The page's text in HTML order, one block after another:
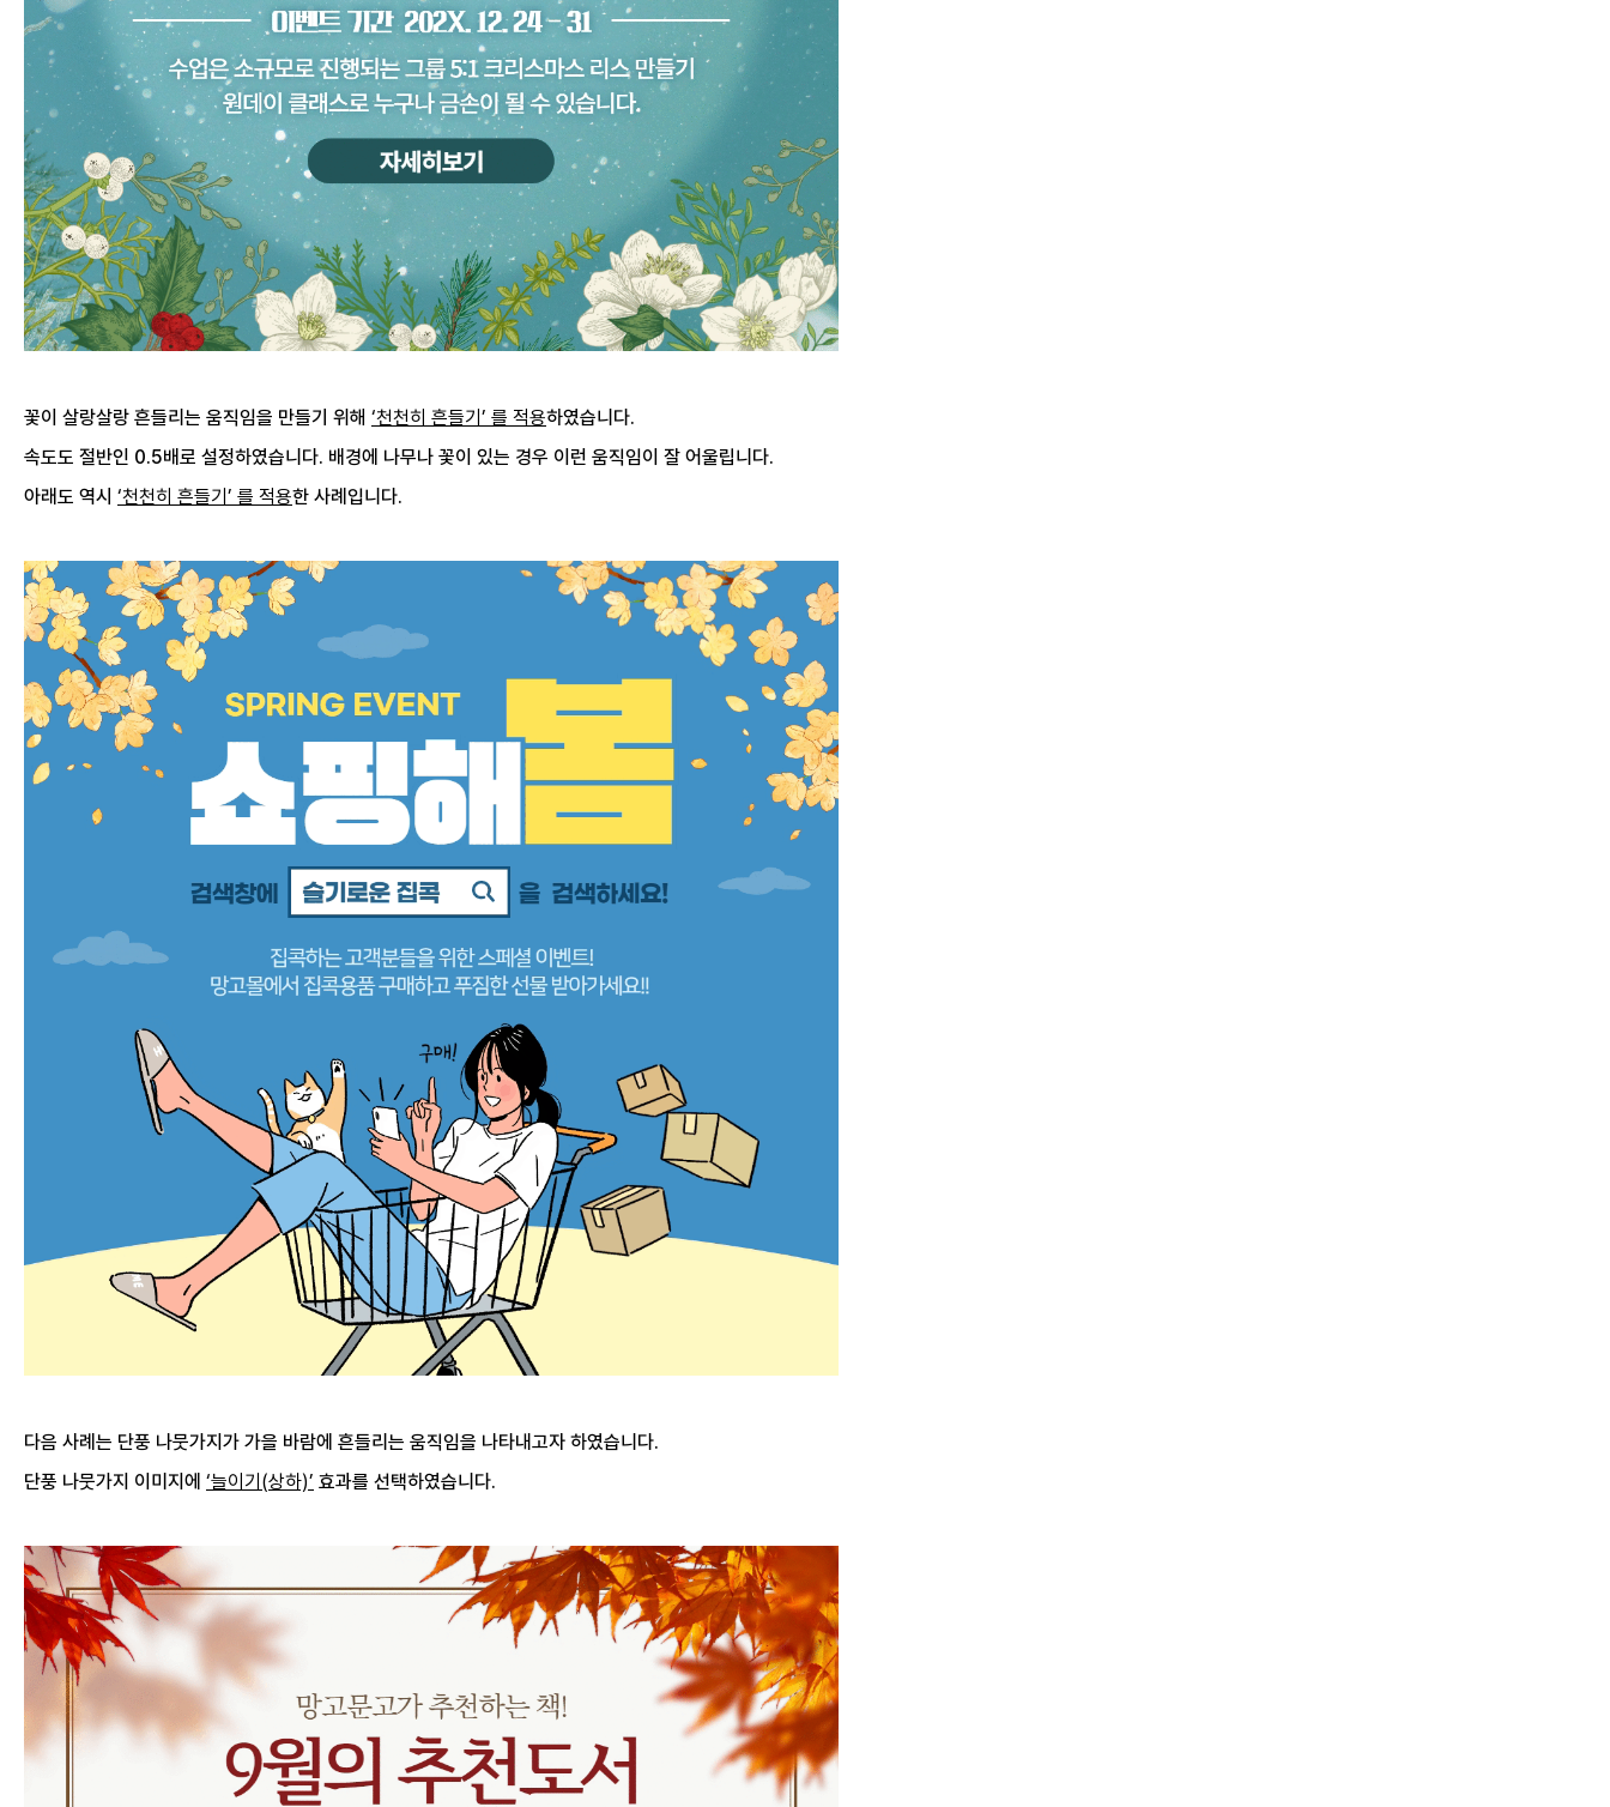
꽃이 살랑살랑 흔들리는 움직임을 만들기 위해 ‘천천히 흔들기’ 를 적용하였습니다.
속도도 절반인 0.5배로 설정하였습니다. 배경에 나무나 꽃이 있는 경우 이런 움직임이 잘 어울립니다.
아래도 역시 ‘천천히 흔들기’ 를 적용한 사례입니다.
다음 사례는 단풍 나뭇가지가 가을 바람에 흔들리는 움직임을 나타내고자 하였습니다.
단풍 나뭇가지 이미지에 ‘늘이기(상하)’ 효과를 선택하였습니다.